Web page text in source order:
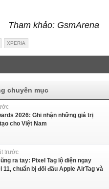
Tham khảo: GsmArena
XPERIA
chuyên mục
2026: Ghi nhận những giá trị
cho Việt Nam
trước
ra tay: Pixel Tag lộ diện ngay
chuẩn bị đối đầu Apple AirTag và